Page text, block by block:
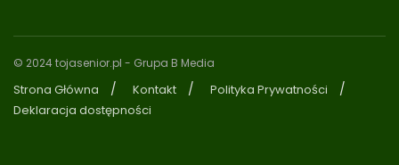
© 2024 tojasenior.pl - Grupa B Media
Strona Główna Kontakt
Polityka Prywatności
Deklaracja dostępności